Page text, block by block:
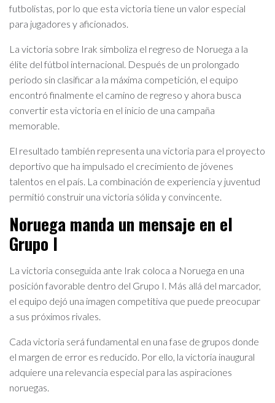
futbolistas, por lo que esta victoria tiene un valor especial
para jugadores y aficionados.
La victoria sobre Irak simboliza el regreso de Noruega a la
élite del fútbol internacional. Después de un prolongado
periodo sin clasificar a la máxima competición, el equipo
encontró finalmente el camino de regreso y ahora busca
convertir esta victoria en el inicio de una campaña
memorable.
El resultado también representa una victoria para el proyecto
deportivo que ha impulsado el crecimiento de jóvenes
talentos en el país. La combinación de experiencia y juventud
permitió construir una victoria sólida y convincente.
Noruega manda un mensaje en el
Grupo I
La victoria conseguida ante Irak coloca a Noruega en una
posición favorable dentro del Grupo I. Más allá del marcador,
el equipo dejó una imagen competitiva que puede preocupar
a sus próximos rivales.
Cada victoria será fundamental en una fase de grupos donde
el margen de error es reducido. Por ello, la victoria inaugural
adquiere una relevancia especial para las aspiraciones
noruegas.